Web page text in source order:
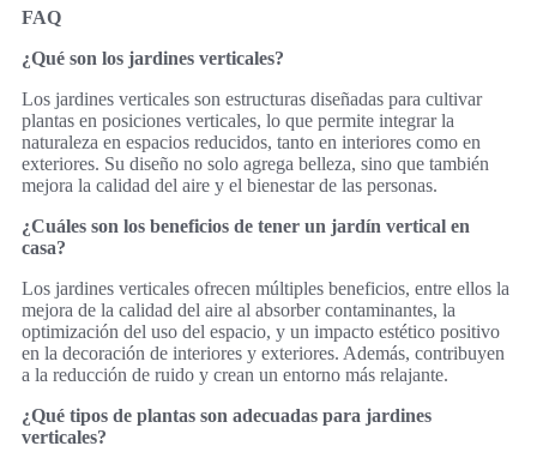
FAQ
¿Qué son los jardines verticales?
Los jardines verticales son estructuras diseñadas para cultivar
plantas en posiciones verticales, lo que permite integrar la
naturaleza en espacios reducidos, tanto en interiores como en
exteriores. Su diseño no solo agrega belleza, sino que también
mejora la calidad del aire y el bienestar de las personas.
¿Cuáles son los beneficios de tener un jardín vertical en
casa?
Los jardines verticales ofrecen múltiples beneficios, entre ellos la
mejora de la calidad del aire al absorber contaminantes, la
optimización del uso del espacio, y un impacto estético positivo
en la decoración de interiores y exteriores. Además, contribuyen
a la reducción de ruido y crean un entorno más relajante.
¿Qué tipos de plantas son adecuadas para jardines
verticales?